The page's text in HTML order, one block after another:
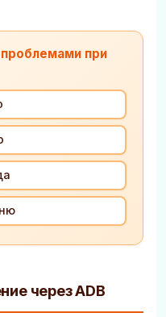
проблемами при
через ADB